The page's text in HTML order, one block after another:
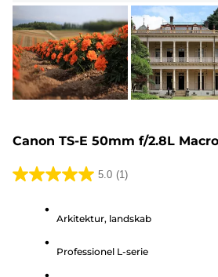
Canon TS-E 50mm f/2.8L
5.0 (1)
5.0
stjerner.
Arkitektur, landskab
Professionel L-serie